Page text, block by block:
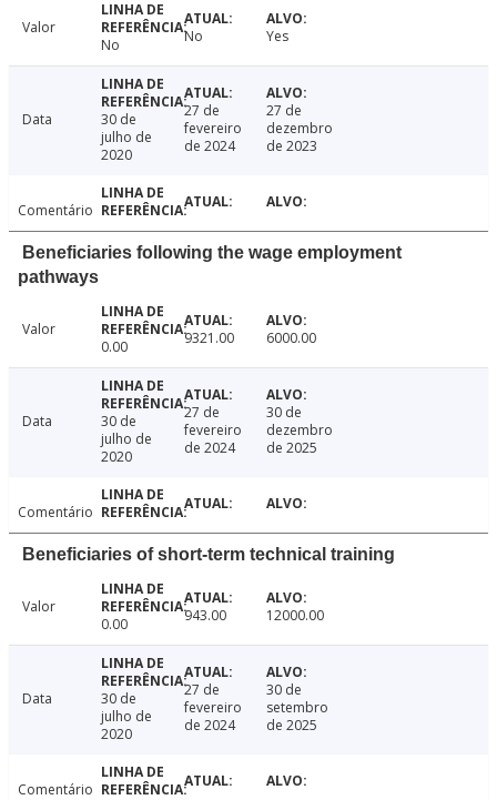
Valor
No
No Yes
Data
30 de
julho de
2020
27 de
fevereiro
de 2024
27 de
dezembro
de 2023
Comentário
Beneficiaries following the wage employment
pathways
Valor
0.00
9321.00 6000.00
Data
30 de
julho de
2020
27 de
fevereiro
de 2024
30 de
dezembro
de 2025
Comentário
Beneficiaries of short-term technical training
Valor
0.00
943.00 12000.00
Data
30 de
julho de
2020
27 de
fevereiro
de 2024
30 de
setembro
de 2025
Comentário